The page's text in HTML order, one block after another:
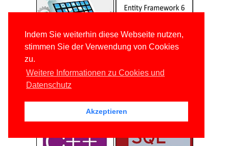
Indem Sie weiterhin diese Webseite nutzen,
stimmen Sie der Verwendung von Cookies
zu.
Weitere Informationen zu Cookies und
Datenschutz
Akzeptieren